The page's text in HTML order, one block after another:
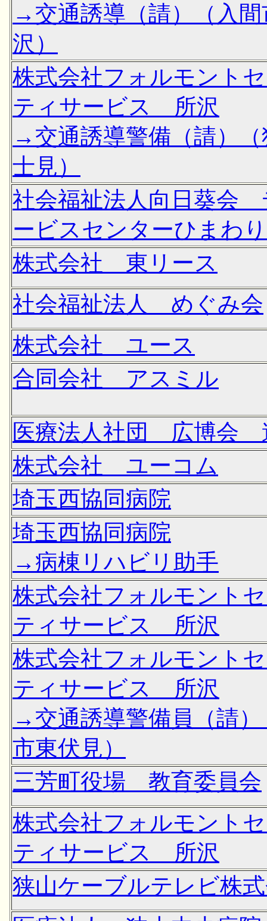
→交通誘導（請）（入間
沢）
株式会社フォルモント
ティサービス 所沢
→交通誘導警備（請）（
士見）
社会福祉法人向日葵会
ービスセンターひまわり
株式会社 東リース
社会福祉法人 めぐみ会
株式会社 ユース
合同会社 アスミル
医療法人社団 広博会
株式会社 ユーコム
埼玉西協同病院
埼玉西協同病院
→病棟リハビリ助手
株式会社フォルモント
ティサービス 所沢
株式会社フォルモント
ティサービス 所沢
→交通誘導警備員（請）
市東伏見）
三芳町役場 教育委員会
株式会社フォルモント
ティサービス 所沢
狭山ケーブルテレビ株